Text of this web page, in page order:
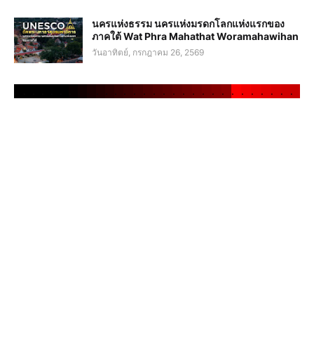
นครแห่งธรรม นครแห่งมรดกโลกแห่งแรกของ
ภาคใต้ Wat Phra Mahathat Woramahawihan
วันอาทิตย์, กรกฎาคม 26, 2569
. . . . . . . . . . . . . . . . . .